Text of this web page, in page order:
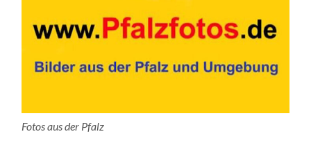
Fotos aus der Pfalz